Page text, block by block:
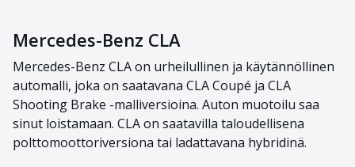
Mercedes-Benz CLA
Mercedes-Benz CLA on urheilullinen ja käytännöllinen
automalli, joka on saatavana CLA Coupé ja CLA
Shooting Brake -malliversioina. Auton muotoilu saa
sinut loistamaan. CLA on saatavilla taloudellisena
polttomoottoriversiona tai ladattavana hybridinä.